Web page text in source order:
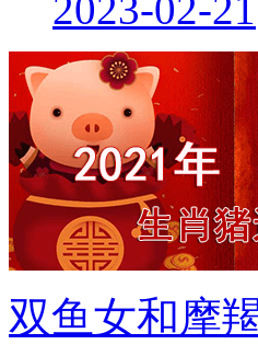
双鱼女和摩